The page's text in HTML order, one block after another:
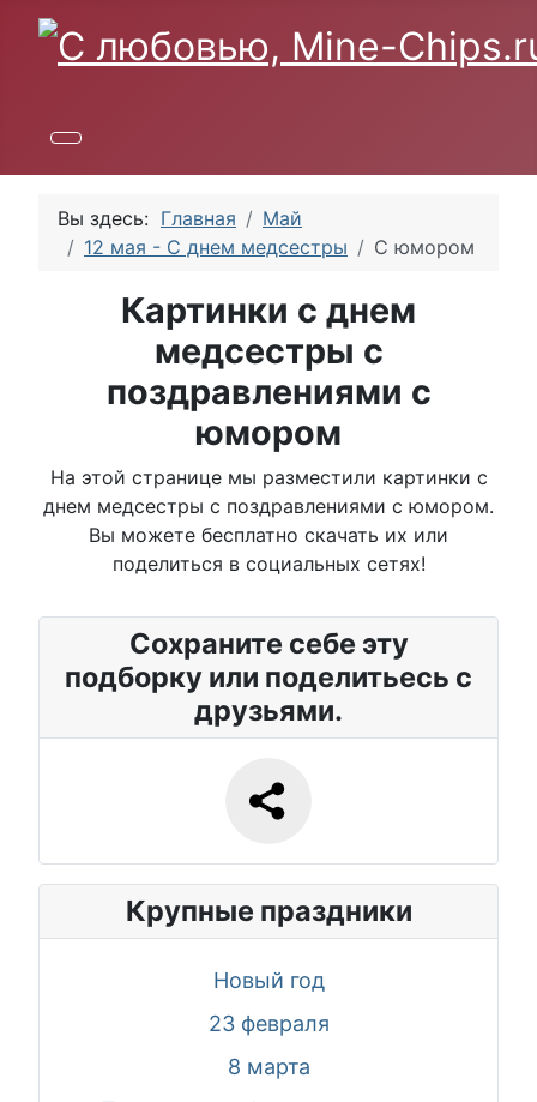
Вы здесь: Главная
Май
12 мая - С днем медсестры
С юмором
Картинки с днем
медсестры с
поздравлениями с
юмором
На этой странице мы разместили картинки с
днем медсестры с поздравлениями с юмором.
Вы можете бесплатно скачать их или
поделиться в социальных сетях!
Сохраните себе эту
подборку или поделитьесь с
друзьями.
Крупные праздники
Новый год
23 февраля
8 марта